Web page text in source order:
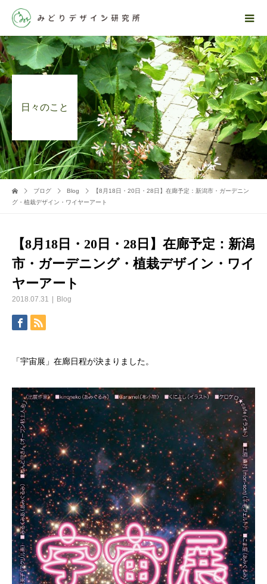
日々のこと
ブログ Blog
【8月18日・20日・28日】在廊予定：新潟市・ガーデニン
グ・植栽デザイン・ワイヤーアート
【8月18日・20日・28日】在廊予定：新潟
市・ガーデニング・植栽デザイン・ワイ
ヤーアート
2018.07.31 Blog
「宇宙展」在廊日程が決まりました。